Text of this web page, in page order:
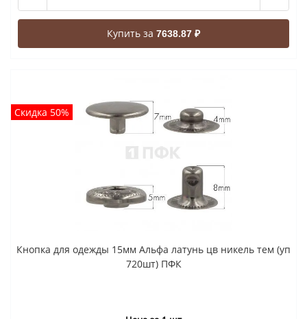
Купить за 7638.87 ₽
Скидка 50%
Кнопка для одежды 15мм Альфа латунь цв никель тем (уп
720шт) ПФК